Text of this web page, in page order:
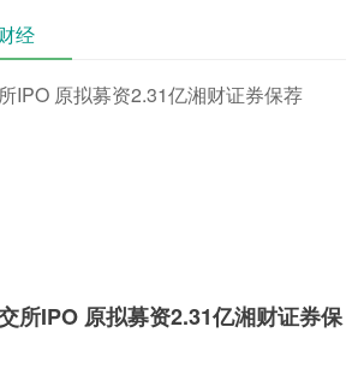
经
所IPO 原拟募资2.31亿湘财证券保